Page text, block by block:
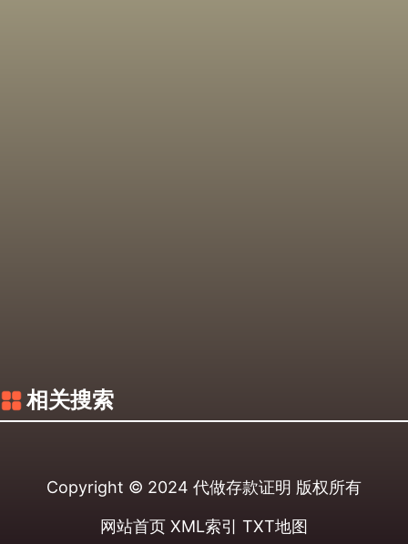
相关搜索
Copyright © 2024 代做存款证明 版权所有
网站首页 XML索引 TXT地图